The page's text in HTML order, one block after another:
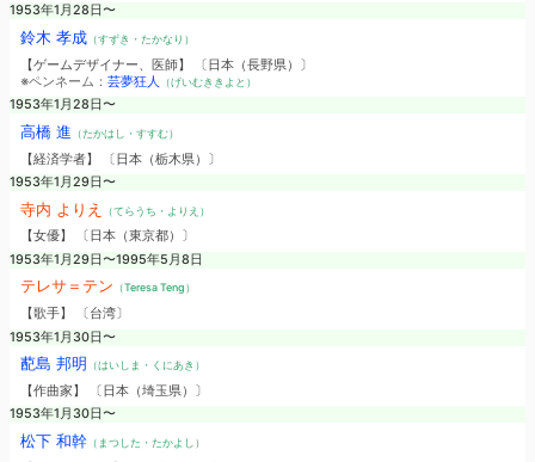
1953年1月28日〜
鈴木 孝成（すずき・たかなり）
【ゲームデザイナー、医師】 〔日本（長野県）〕
※ペンネーム： 芸夢狂人 （げいむききよと）
1953年1月28日〜
高橋 進 （たかはし・すすむ）
【経済学者】 〔日本（栃木県）〕
1953年1月29日〜
寺内 よりえ （てらうち・よりえ）
【女優】 〔日本（東京都）〕
1953年1月29日〜1995年5月8日
テレサ＝テン （Teresa Teng）
【歌手】 〔台湾〕
1953年1月30日〜
蓜島 邦明 （はいしま・くにあき）
【作曲家】 〔日本（埼玉県）〕
1953年1月30日〜
松下 和幹（まつした・たかよし）